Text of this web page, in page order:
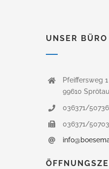
UNSER BÜRO
Pfeiffersweg 1
99610 Sprötau
036371/50736
036371/50703